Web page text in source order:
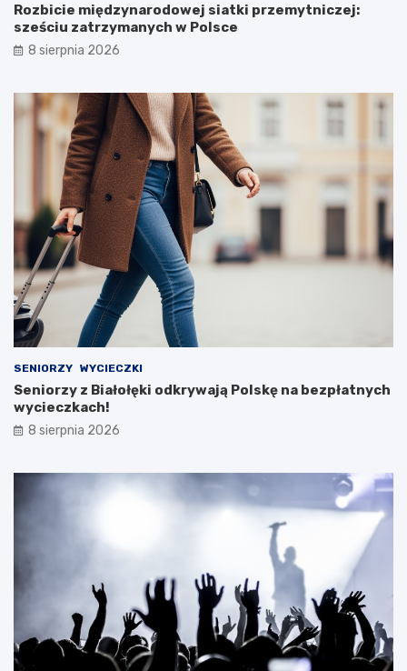
Rozbicie międzynarodowej siatki przemytniczej:
sześciu zatrzymanych w Polsce
8 sierpnia 2026
SENIORZY WYCIECZKI
Seniorzy z Białołęki odkrywają Polskę na bezpłatnych
wycieczkach!
8 sierpnia 2026